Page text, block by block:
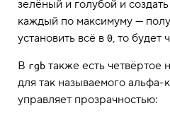
зелёный и голубой и
каждый по максимуму —
установить всё в 0, то будет
В rgb также есть четвёртое
для так называемого альфа-
управляет прозрачностью: